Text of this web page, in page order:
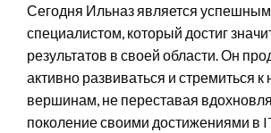
Сегодня Ильназ является
специалистом, который достиг
результатов в своей области. Он
активно развиваться и стремиться
вершинам, не переставая
поколение своими достижениями в